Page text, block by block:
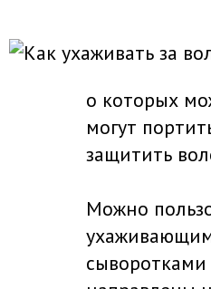
о которых
могут
защитить
Можно
сыворотками